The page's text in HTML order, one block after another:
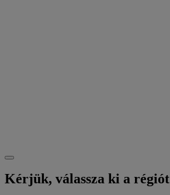
Kérjük, válassza ki a régiót